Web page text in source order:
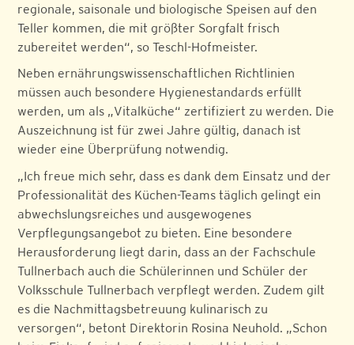
regionale, saisonale und biologische Speisen auf den
Teller kommen, die mit größter Sorgfalt frisch
zubereitet werden“, so Teschl-Hofmeister.
Neben ernährungswissenschaftlichen Richtlinien
müssen auch besondere Hygienestandards erfüllt
werden, um als „Vitalküche“ zertifiziert zu werden. Die
Auszeichnung ist für zwei Jahre gültig, danach ist
wieder eine Überprüfung notwendig.
„Ich freue mich sehr, dass es dank dem Einsatz und der
Professionalität des Küchen-Teams täglich gelingt ein
abwechslungsreiches und ausgewogenes
Verpflegungsangebot zu bieten. Eine besondere
Herausforderung liegt darin, dass an der Fachschule
Tullnerbach auch die Schülerinnen und Schüler der
Volksschule Tullnerbach verpflegt werden. Zudem gilt
es die Nachmittagsbetreuung kulinarisch zu
versorgen“, betont Direktorin Rosina Neuhold. „Schon